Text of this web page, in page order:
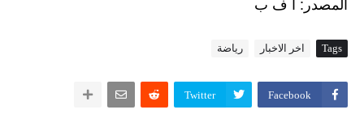
المصدر أ ف ب
Tags اخر الاخبار رياضة
Facebook
Twitter